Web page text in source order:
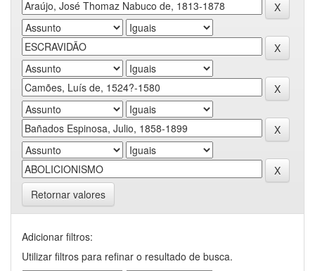
Retornar valores
Adicionar filtros:
Utilizar filtros para refinar o resultado de busca.